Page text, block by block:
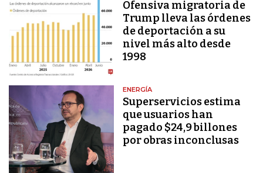
Ofensiva migratoria de
Trump lleva las órdenes
de deportación a su
nivel más alto desde
1998
ENERGÍA
Superservicios estima
que usuarios han
pagado $24,9 billones
por obras inconclusas